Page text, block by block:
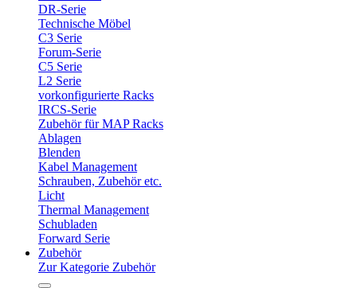
DR-Serie
Technische Möbel
C3 Serie
Forum-Serie
C5 Serie
L2 Serie
vorkonfigurierte Racks
IRCS-Serie
Zubehör für MAP Racks
Ablagen
Blenden
Kabel Management
Schrauben, Zubehör etc.
Licht
Thermal Management
Schubladen
Forward Serie
Zubehör
Zur Kategorie Zubehör